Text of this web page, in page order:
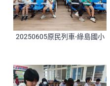
20250605原民列車-綠島國小